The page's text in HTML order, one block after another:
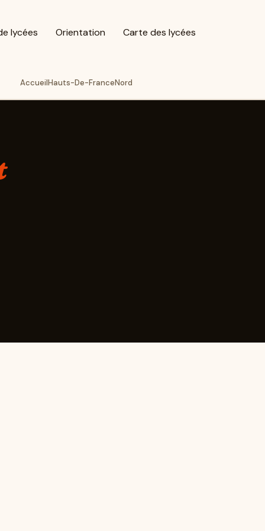
lycées Orientation Carte des lycées
AccueilHauts-De-FranceNord